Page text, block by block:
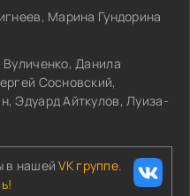
Марина Гундорина
Вуличенко, Данила
Сосновский,
Эдуард Айткулов, Луиза-
в нашейVK группе.